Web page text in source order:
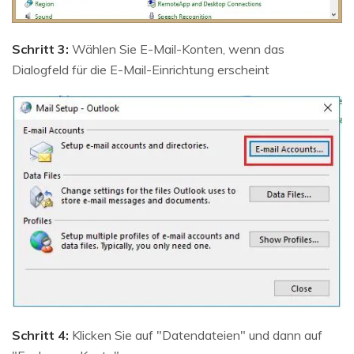
Schritt 3: Wählen Sie E-Mail-Konten, wenn das
Dialogfeld für die E-Mail-Einrichtung erscheint
Schritt 4: Klicken Sie auf "Datendateien" und dann auf